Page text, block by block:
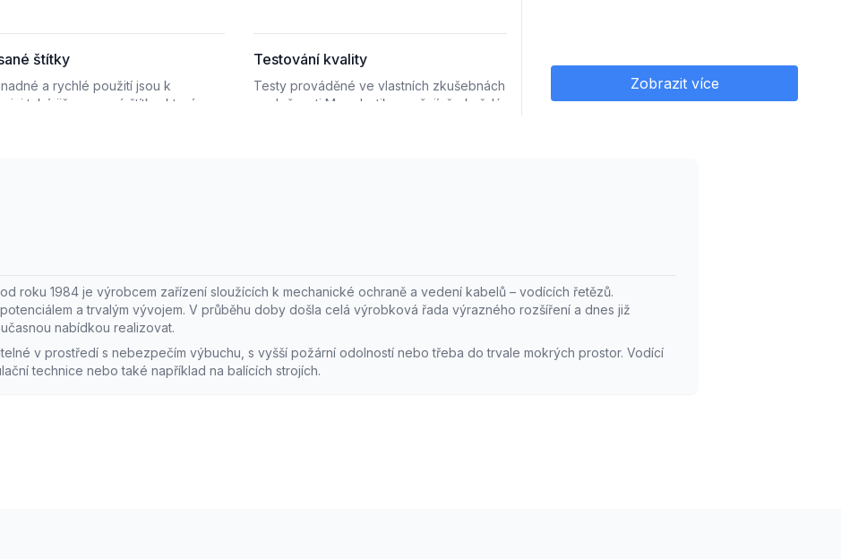
štítky
a rychlé použití jsou k
také již popsané štítky, které
Testování kvality
Testy prováděné ve vlastních zkušebnách
společnosti Murrplastik zaručují, že každý
systémů, což zajišťuje jejich
použití.
Murrplastik rychle a efektivně nasadit v
různých aplikacích.
Zobrazit více
roku 1984 je výrobcem zařízení sloužících k mechanické ochraně a vedení kabelů – vodících řetězů.
a trvalým vývojem. V průběhu doby došla celá výrobková řada výrazného rozšíření a dnes již
nabídkou realizovat.
v prostředí s nebezpečím výbuchu, s vyšší požární odolností nebo třeba do trvale mokrých prostor. Vodící
technice nebo také například na balících strojích.